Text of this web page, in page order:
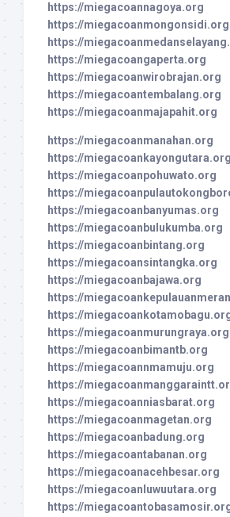
https://miegacoannagoya.org
https://miegacoanmongonsidi.org
https://
https://miegacoangaperta.org
https://miegacoanwirobrajan.org
https://miegacoantembalang.org
https://miegacoanmajapahit.org
https://miegacoanmanahan.org
https://miegacoankayongutara.org
https://miegacoanpohuwato.org
https://
https://miegacoanbanyumas.org
https://miegacoanbulukumba.org
https://miegacoanbintang.org
https://miegacoansintangka.org
https://miegacoanbajawa.org
https://
https://
https://miegacoanmurungraya.org
https://miegacoanbimantb.org
https://miegacoannmamuju.org
https://
https://miegacoanniasbarat.org
https://miegacoanmagetan.org
https://miegacoanbadung.org
https://miegacoantabanan.org
https://miegacoanacehbesar.org
https://miegacoanluwuutara.org
https://